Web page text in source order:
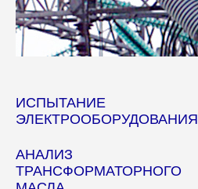
ИСПЫТАНИЕ
ЭЛЕКТРООБОРУДОВАНИЯ
АНАЛИЗ
ТРАНСФОРМАТОРНОГО